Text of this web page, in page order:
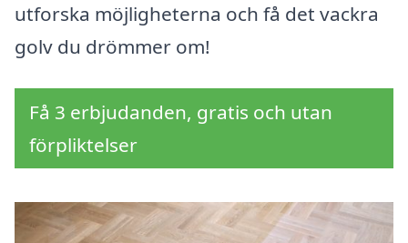
utforska möjligheterna och få det vackra
golv du drömmer om!
Få 3 erbjudanden, gratis och utan
förpliktelser